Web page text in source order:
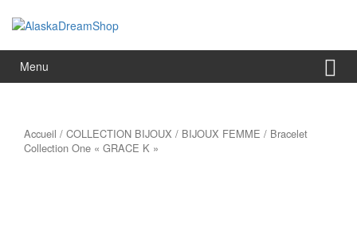
principal
Menu
Accueil / COLLECTION BIJOUX / BIJOUX FEMME / Bracelet
Collection One « GRACE K »